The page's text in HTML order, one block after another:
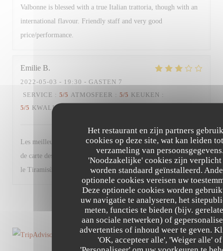
Het restaurant en zijn partners
cookies op deze site, wat kan leiden
verzameling van
'Noodzakelijke' cookies zijn verplicht
worden standaard geïnstalleerd.
optionele cookies vereisen uw
Deze optionele cookies worden
uw navigatie te analyseren, het
meten, functies te bieden (bijv.
aan sociale netwerken) of
advertenties of inhoud weer te geven.
'OK, accepteer alle', 'Weiger alle' of
Valbonne is blessed with a true Italian trattoria, though with an
international flavour. Friendly staff and very good
price/performance.
Emilie B
2022-05-03 - 19:30 - GASTEN 7
SERVICE : 5/5 ATMOSFEER : 5/5 KEUKEN :
5/5 KWALITEIT / PRIJS
Les meilleurs plats n’étaient déjà plus disponibles + changement
de carte des desserts (moins de choix et produits basiques à part
le Tiramisù). Très bon restaurant malgré tout.
1 2 3